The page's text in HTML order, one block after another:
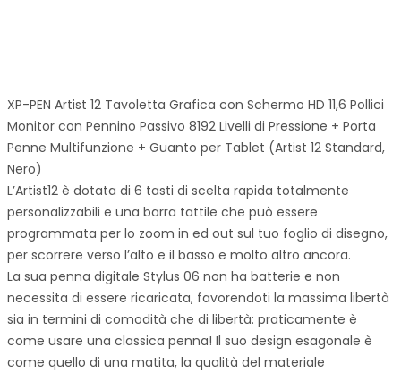
XP-PEN Artist 12 Tavoletta Grafica con Schermo HD 11,6 Pollici
Monitor con Pennino Passivo 8192 Livelli di Pressione + Porta
Penne Multifunzione + Guanto per Tablet (Artist 12 Standard,
Nero)
L’Artist12 è dotata di 6 tasti di scelta rapida totalmente
personalizzabili e una barra tattile che può essere
programmata per lo zoom in ed out sul tuo foglio di disegno,
per scorrere verso l’alto e il basso e molto altro ancora.
La sua penna digitale Stylus 06 non ha batterie e non
necessita di essere ricaricata, favorendoti la massima libertà
sia in termini di comodità che di libertà: praticamente è
come usare una classica penna! Il suo design esagonale è
come quello di una matita, la qualità del materiale